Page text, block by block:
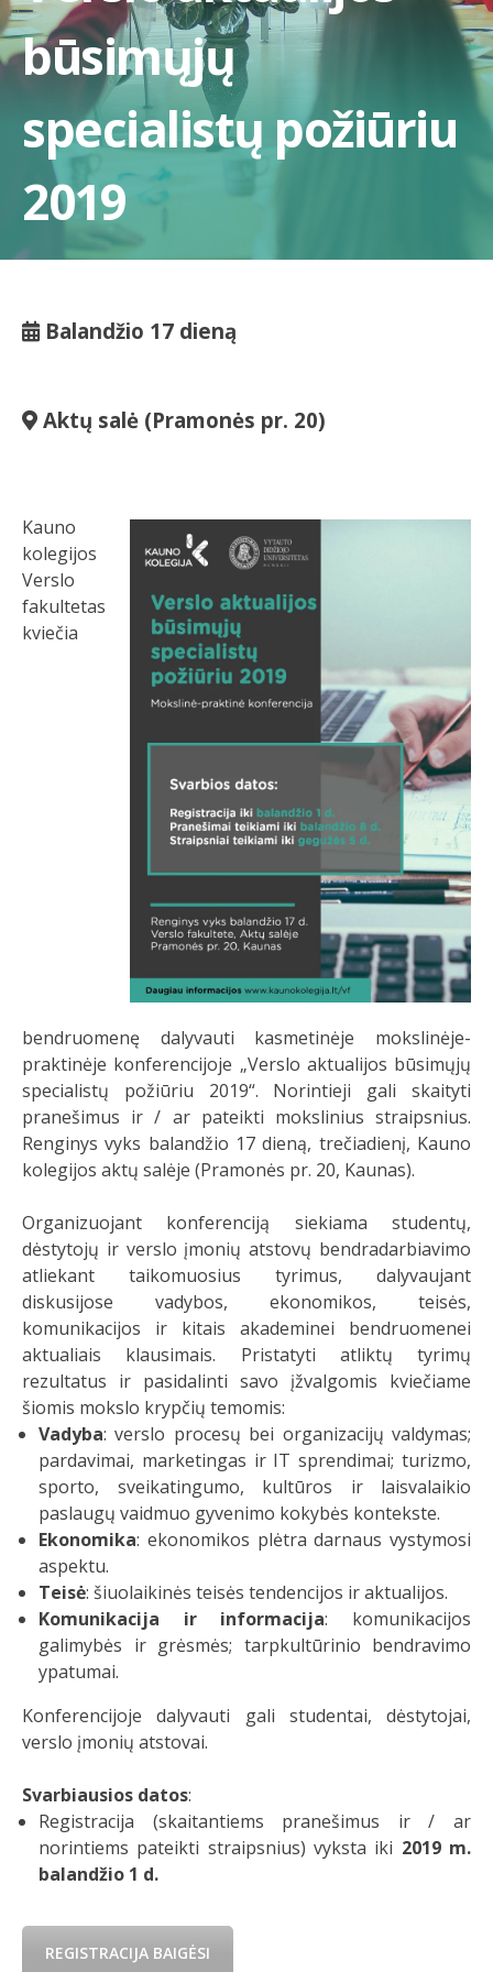
būsimųjų
specialistų požiūriu
2019
Balandžio 17 dieną
Aktų salė (Pramonės pr. 20)
Kauno
kolegijos
Verslo
fakultetas
kviečia
bendruomenę dalyvauti kasmetinėje mokslinėje-
praktinėje konferencijoje „Verslo aktualijos būsimųjų
specialistų požiūriu 2019“. Norintieji gali skaityti
pranešimus ir / ar pateikti mokslinius straipsnius.
Renginys vyks balandžio 17 dieną, trečiadienį, Kauno
kolegijos aktų salėje (Pramonės pr. 20, Kaunas).
Organizuojant konferenciją siekiama studentų,
dėstytojų ir verslo įmonių atstovų bendradarbiavimo
atliekant taikomuosius tyrimus, dalyvaujant
diskusijose vadybos, ekonomikos, teisės,
komunikacijos ir kitais akademinei bendruomenei
aktualiais klausimais. Pristatyti atliktų tyrimų
rezultatus ir pasidalinti savo įžvalgomis kviečiame
šiomis mokslo krypčių temomis:
Vadyba: verslo procesų bei organizacijų valdymas;
pardavimai, marketingas ir IT sprendimai; turizmo,
sporto, sveikatingumo, kultūros ir laisvalaikio
paslaugų vaidmuo gyvenimo kokybės kontekste.
Ekonomika: ekonomikos plėtra darnaus vystymosi
aspektu.
Teisė: šiuolaikinės teisės tendencijos ir aktualijos.
Komunikacija
ir informacija: komunikacijos
galimybės ir grėsmės; tarpkultūrinio bendravimo
ypatumai.
Konferencijoje dalyvauti gali studentai, dėstytojai,
verslo įmonių atstovai.
Svarbiausios datos:
Registracija (skaitantiems pranešimus ir / ar
norintiems pateikti straipsnius) vyksta iki 2019 m.
balandžio 1 d.
REGISTRACIJA BAIGĖSI